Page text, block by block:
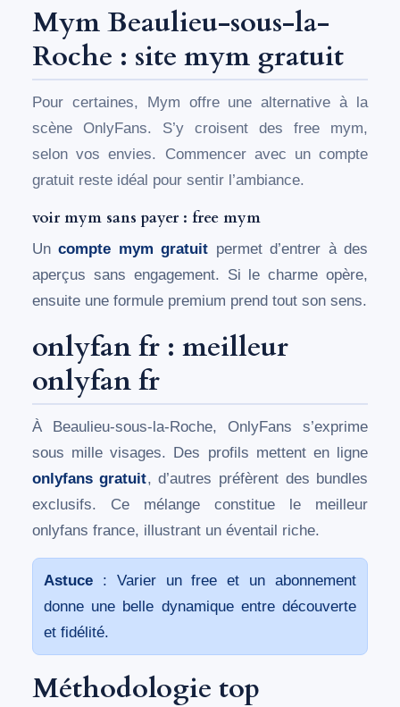
Mym Beaulieu-sous-la-
Roche : site mym gratuit
Pour certaines, Mym offre une alternative à la
scène OnlyFans. S’y croisent des free mym,
selon vos envies. Commencer avec un compte
gratuit reste idéal pour sentir l’ambiance.
voir mym sans payer : free mym
Uncompte mym gratuit permet d’entrer à des
aperçus sans engagement. Si le charme opère,
ensuite une formule premium prend tout son sens.
onlyfan fr : meilleur
onlyfan fr
À Beaulieu-sous-la-Roche, OnlyFans s’exprime
sous mille visages. Des profils mettent en ligne
onlyfans gratuit, d’autres préfèrent des bundles
exclusifs. Ce mélange constitue le meilleur
onlyfans france, illustrant un éventail riche.
Astuce: Varier un free et un abonnement
donne une belle dynamique entre découverte
et fidélité.
Méthodologie top